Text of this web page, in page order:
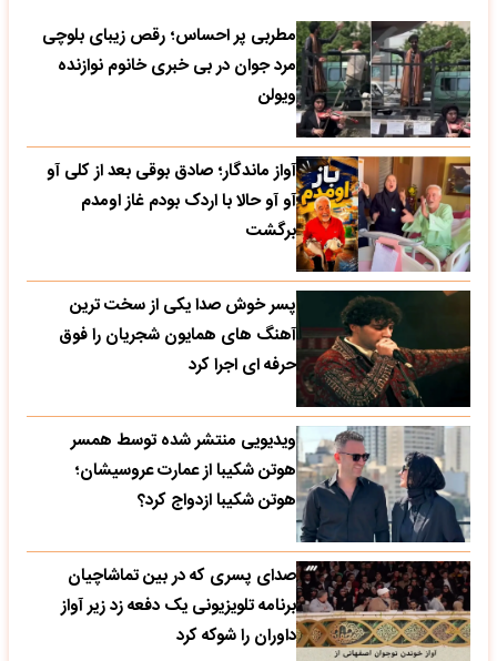
مطربی پر احساس؛ رقص زیبای بلوچی
مرد جوان در بی خبری خانوم نوازنده
ویولن
آواز ماندگار؛ صادق بوقی بعد از کلی آو
آو آو حالا با اردک بودم غاز اومدم
برگشت
پسر خوش صدا یکی از سخت ترین
آهنگ های همایون شجریان را فوق
حرفه ای اجرا کرد
ویدیویی منتشر شده توسط همسر
هوتن شکیبا از عمارت عروسیشان؛
هوتن شکیبا ازدواج کرد؟
صدای پسری که در بین تماشاچیان
برنامه تلویزیونی یک دفعه زد زیر آواز
داوران را شوکه کرد